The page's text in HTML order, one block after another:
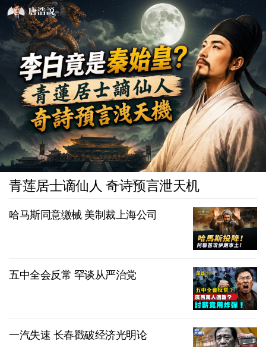
青莲居士谪仙人 奇诗预言泄天机
哈马斯同意缴械 美制裁上海公司
五中全会反常 罕谈从严治党
一汽失速 长春戳破经济光明论